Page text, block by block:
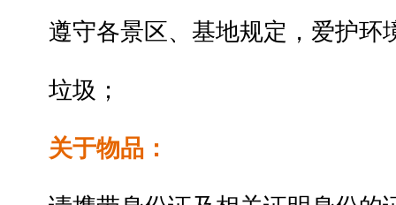
遵守各景区、基地规定，爱护环
垃圾；
关于物品：